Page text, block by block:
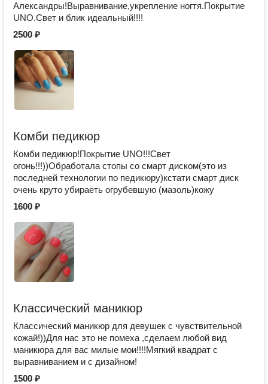
Александры!Выравнивание,укрепление ногтя.Покрытие
UNO.Свет и блик идеальный!!!!
2500 ₽
Комби педикюр
Комби педикюр!Покрытие UNO!!!Свет
огонь!!!))Обработала стопы со смарт диском(это из
последней технологии по педикюру)кстати смарт диск
очень круто убираеть огрубевшую (мазоль)кожу
1600 ₽
Классический маникюр
Классический маникюр для девушек с чувствительной
кожай!))Для нас это не помеха ,сделаем любой вид
маникюра для вас милые мои!!!!Мягкий квадрат с
выравниванием и с дизайном!
1500 ₽